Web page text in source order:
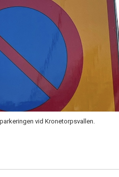
vid Kronetorpsvallen.